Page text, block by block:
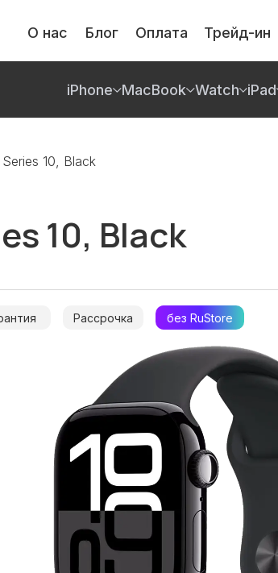
Трейд-ин
Оплата
Блог
О нас
iPhone MacBook Watch iPad
10, Black
10, Black
без RuStore
Рассрочка
Поддержка после покупки